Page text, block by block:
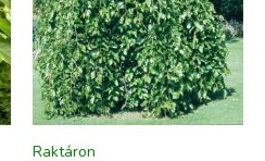
Raktáron